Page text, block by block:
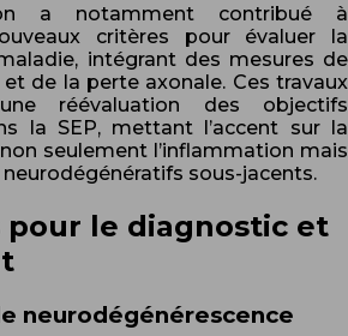
a notamment contribué à
critères pour évaluer la
intégrant des mesures de
et de la perte axonale. Ces travaux
réévaluation des objectifs
la SEP, mettant l’accent sur la
seulement l’inflammation mais
sous-jacents.
le diagnostic et
neurodégénérescence